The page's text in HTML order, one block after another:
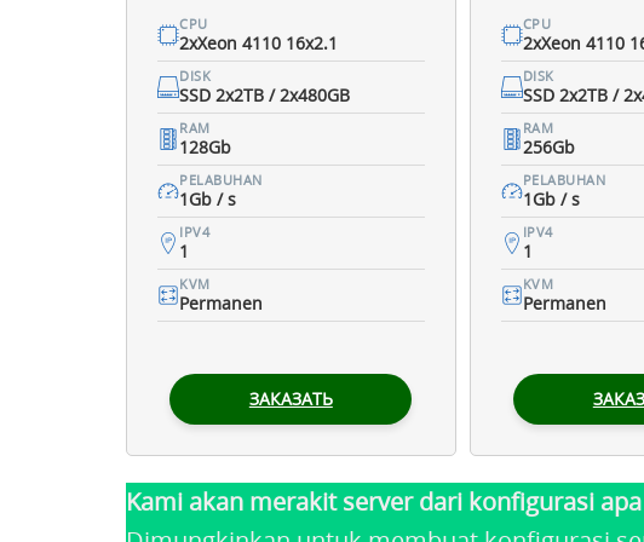
CPU
2xXeon 4110 16x2.1
DISK
SSD 2x2TB / 2x480GB
RAM
128Gb
PELABUHAN
1Gb / s
IPV4
1
KVM
Permanen
ЗАКАЗАТЬ
CPU
2xXeon 4110
DISK
SSD 2x2TB /
RAM
256Gb
PELABUHAN
1Gb / s
IPV4
1
KVM
Permanen
Kami akan merakit server dari konfigurasi